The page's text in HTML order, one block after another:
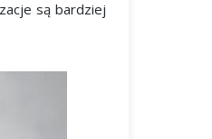
są bardziej